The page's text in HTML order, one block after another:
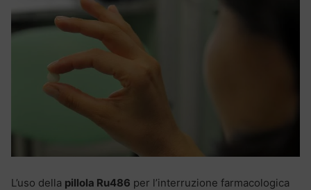
L’uso della pillola Ru486 per l’interruzione farmacologica